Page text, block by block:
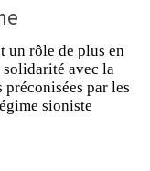
un rôle de plus en
avec la
préconisées par les
sioniste